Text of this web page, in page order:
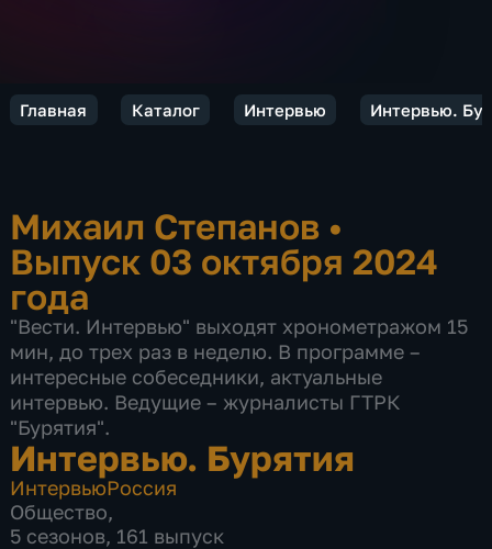
Главная Каталог Интервью Интервью.
Михаил Степанов •
Выпуск 03 октября 2024
года
"Вести. Интервью" выходят хронометражом 15
мин, до трех раз в неделю. В программе –
интересные собеседники, актуальные
интервью. Ведущие – журналисты ГТРК
"Бурятия".
Интервью. Бурятия
ИнтервьюРоссия
Общество,
5 сезонов, 161 выпуск